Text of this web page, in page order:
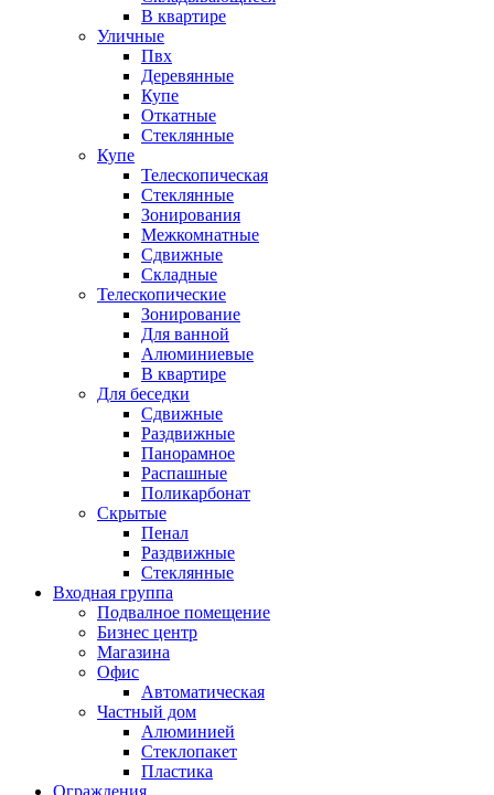
В квартире
Уличные
Пвх
Деревянные
Купе
Откатные
Стеклянные
Купе
Телескопическая
Стеклянные
Зонирования
Межкомнатные
Сдвижные
Складные
Телескопические
Зонирование
Для ванной
Алюминиевые
В квартире
Для беседки
Сдвижные
Раздвижные
Панорамное
Распашные
Поликарбонат
Скрытые
Пенал
Раздвижные
Стеклянные
Входная группа
Подвалное помещение
Бизнес центр
Магазина
Офис
Автоматическая
Частный дом
Алюминией
Стеклопакет
Пластика
Ограждения